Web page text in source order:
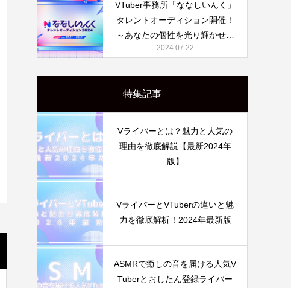
VTuber事務所「ななしいんく」
タレントオーディション開催！
～あなたの個性を光り輝かせる
チャンス～
2024.07.22
特集記事
Vライバーとは？魅力と人気の
理由を徹底解説【最新2024年
版】
VライバーとVTuberの違いと魅
力を徹底解析！2024年最新版
ASMRで癒しの音を届ける人気V
Tuberとおしたん登録ライバー